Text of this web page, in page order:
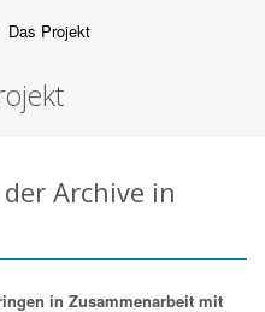
Das Projekt
Archive in
in Zusammenarbeit mit